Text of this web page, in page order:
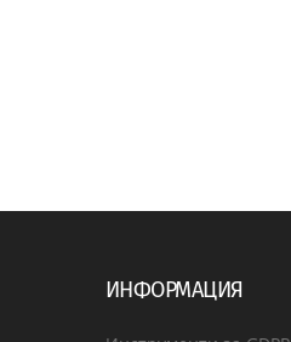
ИНФОРМАЦИЯ